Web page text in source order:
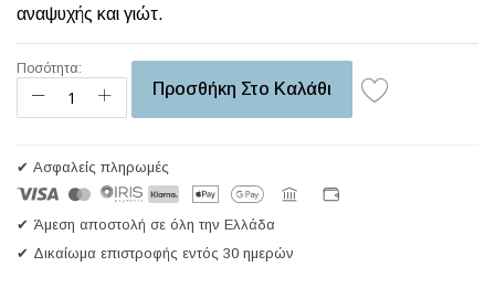
αναψυχής και γιώτ.
Ποσότητα:
Προσθήκη Στο Καλάθι
✔ Ασφαλείς πληρωμές
✔ Άμεση αποστολή σε όλη την Ελλάδα
✔ Δικαίωμα επιστροφής εντός 30 ημερών